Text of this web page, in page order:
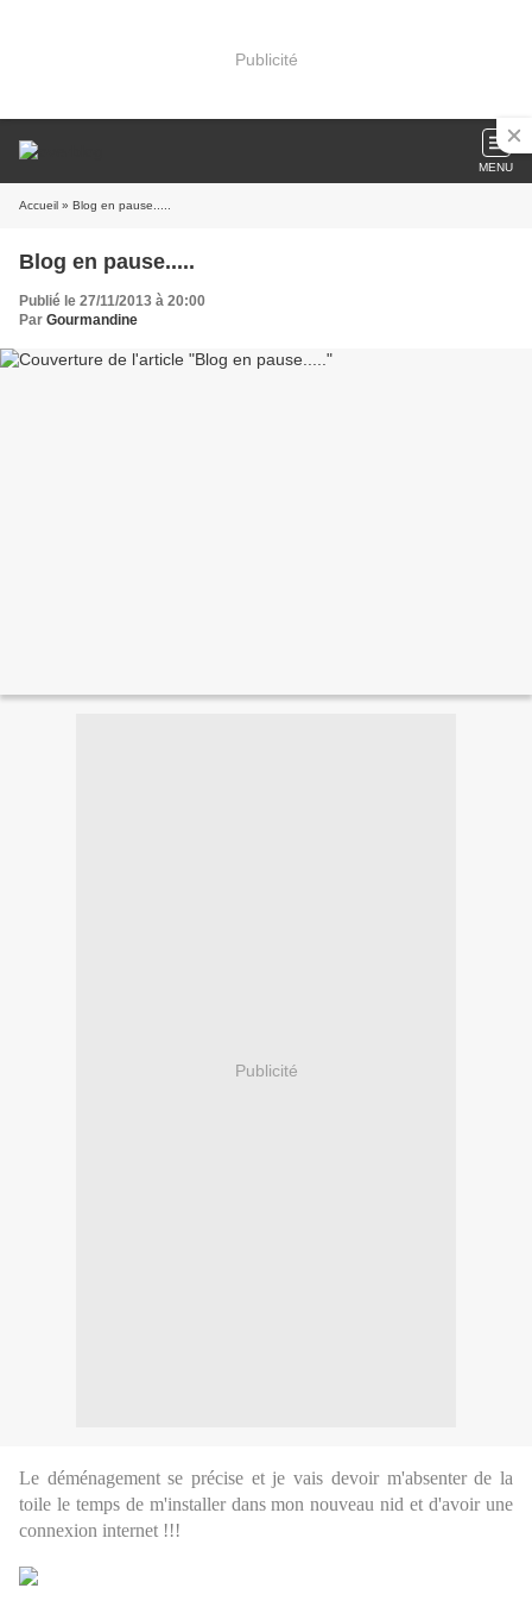
Publicité
MENU
Accueil » Blog en pause.....
Blog en pause.....
Publié le 27/11/2013 à 20:00
Par Gourmandine
Publicité
Le déménagement se précise et je vais devoir m'absenter de la
toile le temps de m'installer dans mon nouveau nid et d'avoir une
connexion internet !!!